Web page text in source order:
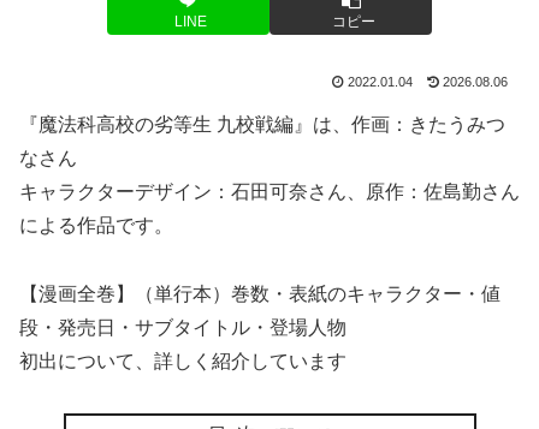
LINE コピー
2022.01.04 2026.08.06
『魔法科高校の劣等生 九校戦編』は、作画：きたうみつ
なさん
キャラクターデザイン：石田可奈さん、原作：佐島勤さん
による作品です。
【漫画全巻】（単行本）巻数・表紙のキャラクター・値
段・発売日・サブタイトル・登場人物
初出について、詳しく紹介しています